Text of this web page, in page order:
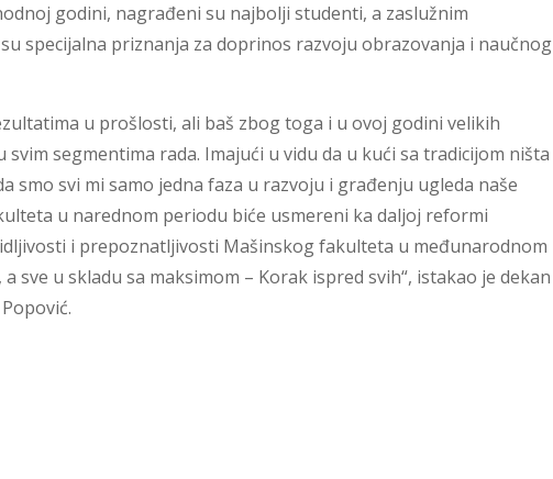
godini, nagrađeni su najbolji studenti, a zaslužnim
specijalna priznanja za doprinos razvoju obrazovanja i naučnog
u prošlosti, ali baš zbog toga i u ovoj godini velikih
segmentima rada. Imajući u vidu da u kući sa tradicijom ništa
smo svi mi samo jedna faza u razvoju i građenju ugleda naše
u narednom periodu biće usmereni ka daljoj reformi
i prepoznatljivosti Mašinskog fakulteta u međunarodnom
sve u skladu sa maksimom – Korak ispred svih“, istakao je dekan